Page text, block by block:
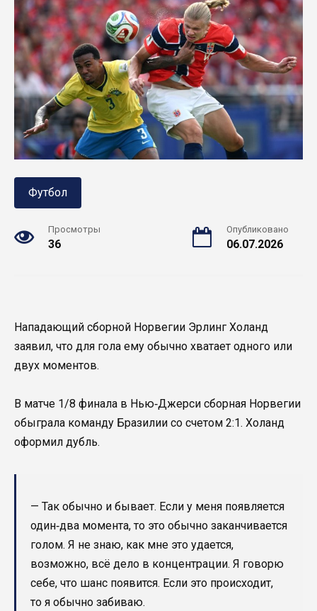
Футбол
Просмотры
36
Опубликовано
06.07.2026
Нападающий сборной Норвегии Эрлинг Холанд
заявил, что для гола ему обычно хватает одного или
двух моментов.
В матче 1/8 финала в Нью‑Джерси сборная Норвегии
обыграла команду Бразилии со счетом 2:1. Холанд
оформил дубль.
— Так обычно и бывает. Если у меня появляется
один‑два момента, то это обычно заканчивается
голом. Я не знаю, как мне это удается,
возможно, всё дело в концентрации. Я говорю
себе, что шанс появится. Если это происходит,
то я обычно забиваю.